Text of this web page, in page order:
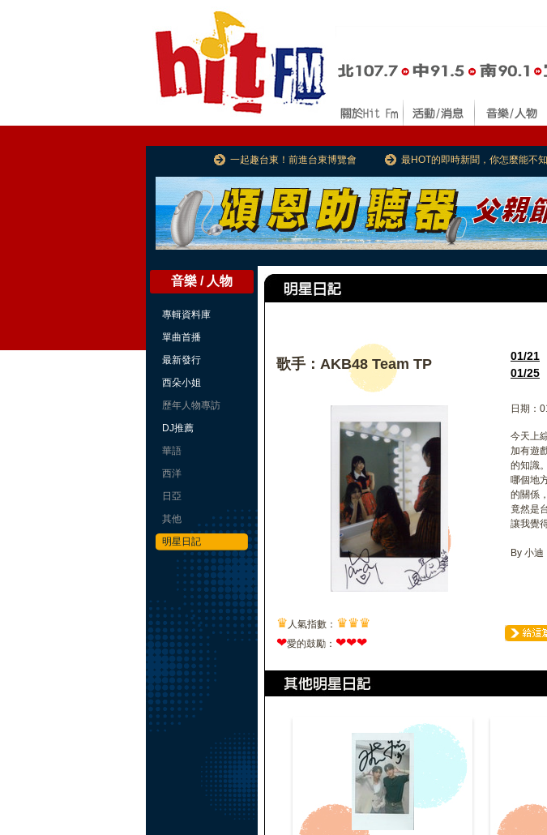
一起趣台東！前進台東博覽會 最HOT的即時新聞，你怎麼能不知
音樂 / 人物
專輯資料庫
單曲首播
最新發行
西朵小姐
歷年人物專訪
DJ推薦
華語
西洋
日亞
其他
明星日記
歌手：AKB48 Team TP 01/21
01/25
日期：
今天上
加有遊
的知識
哪個地
的關係
竟然是
讓我覺
By 小迪
♛ 人氣指數： ♛♛♛
❤愛的鼓勵： ❤❤❤